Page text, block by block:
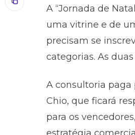
A “Jornada de
uma vitrine e de
precisam se
categorias. As
A consultoria paga
Chio, que ficará
para os